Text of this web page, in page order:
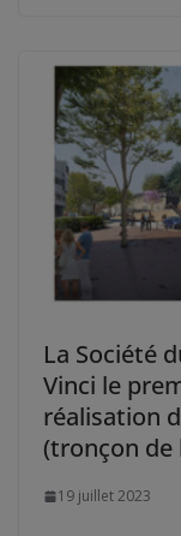
La Société
Vinci le
réalisation
(tronçon de
19 juillet 2023